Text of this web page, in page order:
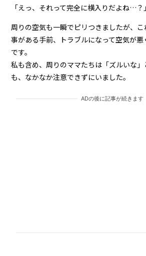
「えっ、それって完全に横入りだよね…？」
周りの空気も一瞬でピリつきましたが、
事がある手前、トラブルになって空気が
です。
私も含め、周りのママたちは「ズルいな
も、なかなか注意できずにいました。
ADの後に記事が続きます